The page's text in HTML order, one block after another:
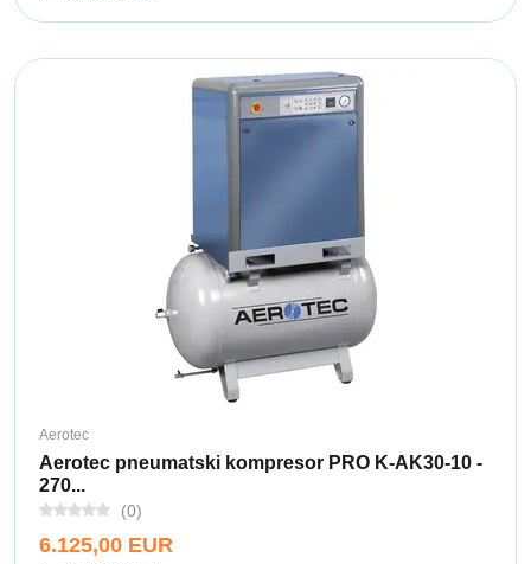
Aerotec
Aerotec pneumatski kompresor PRO K-AK30-10 -
270...
(0)
6.125,00 EUR